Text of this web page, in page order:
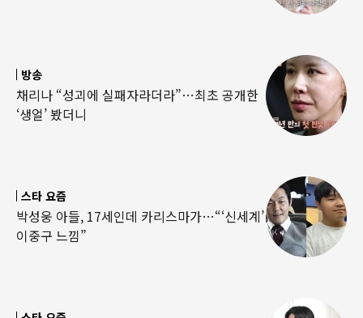
방송
채리나 “성괴에 실패자라더라”…최초 공개한
‘생얼’ 봤더니
스타 요즘
박성웅 아들, 17세인데 카리스마가…“‘신세계’
이중구 느낌”